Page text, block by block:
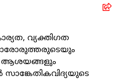
വ്യക്തിഗത
ആശയങ്ങളും
സാങ്കേതികവിദ്യയുടെ